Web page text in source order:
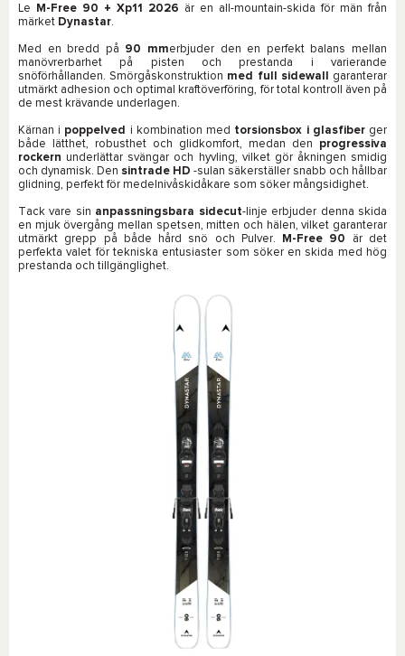
Le M-Free 90 + Xp11 2026 är en all-mountain-skida för män från
märket Dynastar.
Med en bredd på 90 mmerbjuder den en perfekt balans mellan
manövrerbarhet på pisten och prestanda i varierande
snöförhållanden. Smörgåskonstruktion med full sidewall
garanterar
utmärkt adhesion och optimal kraftöverföring, för total kontroll även på
de mest krävande underlagen.
Kärnan i poppelved i kombination med torsionsbox i glasfiberger
både lätthet, robusthet och glidkomfort, medan den progressiva
rockern underlättar svängar och hyvling, vilket gör åkningen smidig
och dynamisk. Den sintrade HD -sulan säkerställer snabb och hållbar
glidning, perfekt för medelnivåskidåkare som söker mångsidighet.
Tack vare sin anpassningsbara sidecut-linje erbjuder denna skida
en mjuk övergång mellan spetsen, mitten och hälen, vilket garanterar
utmärkt grepp på både hård snö och Pulver.
M-Free 90
är det
perfekta valet för tekniska entusiaster som söker en skida med hög
prestanda och tillgänglighet.